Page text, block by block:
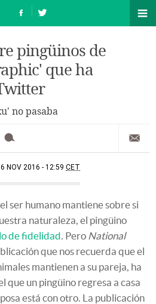
pingüinos de
que ha
no pasaba
6 NOV 2016 - 12:59 CET
ser humano mantiene sobre si
naturaleza, el pingüino
de fidelidad. Pero National
que nos recuerda que el
mantienen a su pareja, ha
que un pingüino regresa a casa
está con otro. La publicación